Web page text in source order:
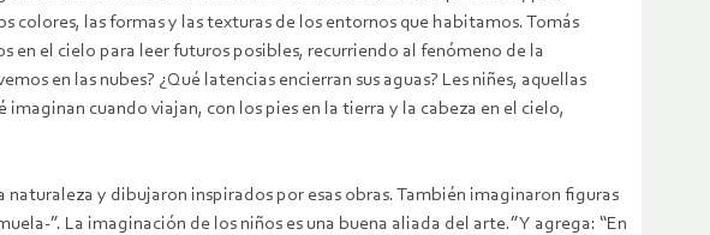
las formas y las texturas de los entornos que habitamos. Tomás
en el cielo para leer futuros posibles, recurriendo al fenómeno de la
en las nubes? ¿Qué latencias encierran sus aguas? Les niñes, aquellas
cuando viajan, con los pies en la tierra y la cabeza en el cielo,
y dibujaron inspirados por esas obras. También imaginaron figuras
”. La imaginación de los niños es una buena aliada del arte.” Y agrega: “En